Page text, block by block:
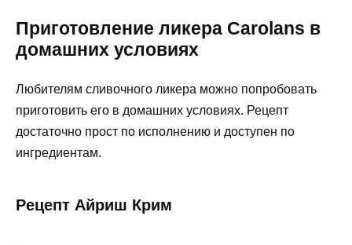
Приготовление ликера Carolans в
домашних условиях
Любителям сливочного ликера можно попробовать
приготовить его в домашних условиях. Рецепт
достаточно прост по исполнению и доступен по
ингредиентам.
Рецепт Айриш Крим